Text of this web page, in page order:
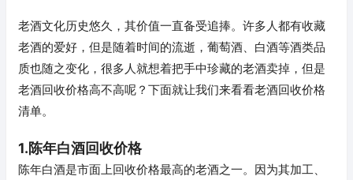
老酒文化历史悠久，其价值一直备受追捧。许多人都有收藏
老酒的爱好，但是随着时间的流逝，葡萄酒、白酒等酒类品
质也随之变化，很多人就想着把手中珍藏的老酒卖掉，但是
老酒回收价格高不高呢？下面就让我们来看看老酒回收价格
清单。
1.陈年白酒回收价格
陈年白酒是市面上回收价格最高的老酒之一。因为其加工、